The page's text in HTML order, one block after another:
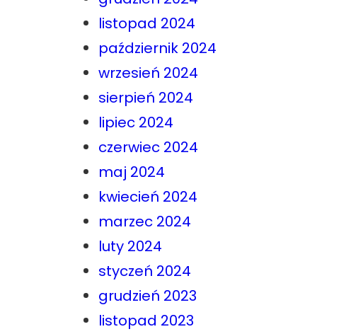
listopad 2024
październik 2024
wrzesień 2024
sierpień 2024
lipiec 2024
czerwiec 2024
maj 2024
kwiecień 2024
marzec 2024
luty 2024
styczeń 2024
grudzień 2023
listopad 2023